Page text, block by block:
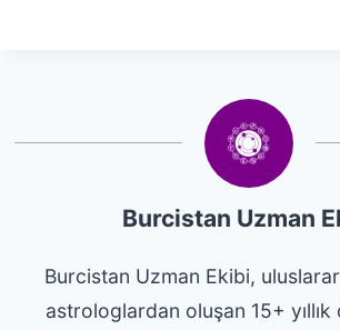
Burcistan Uzman
Burcistan Uzman Ekibi,
astrologlardan oluşan 15+